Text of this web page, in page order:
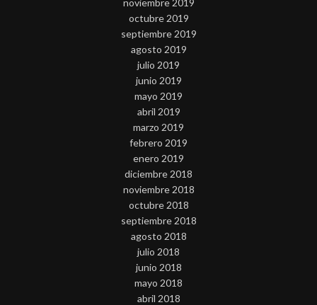
octubre 2019
septiembre 2019
agosto 2019
julio 2019
junio 2019
mayo 2019
abril 2019
marzo 2019
febrero 2019
enero 2019
diciembre 2018
noviembre 2018
octubre 2018
septiembre 2018
agosto 2018
julio 2018
junio 2018
mayo 2018
abril 2018